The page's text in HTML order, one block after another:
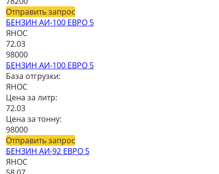
Отправить запрос
БЕНЗИН АИ-100 ЕВРО 5
ЯНОС
72.03
98000
БЕНЗИН АИ-100 ЕВРО 5
База отгрузки:
ЯНОС
Цена за литр:
72.03
Цена за тонну:
98000
Отправить запрос
БЕНЗИН АИ-92 ЕВРО 5
ЯНОС